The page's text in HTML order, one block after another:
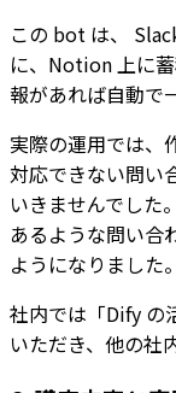
この bot は、
に、Notion 上に
報があれば自動で
実際の運用では、
対応できない問い
いきませんでした
あるような問い合
ようになりました。
社内では「Dify の
いただき、他の社